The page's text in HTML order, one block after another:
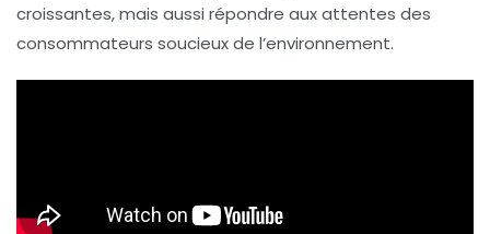
croissantes, mais aussi répondre aux attentes des
consommateurs soucieux de l’environnement.